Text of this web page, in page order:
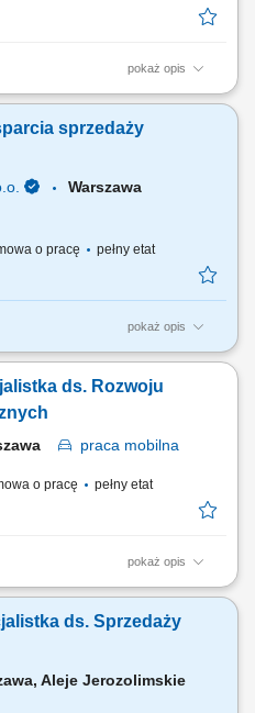
pokaż opis
z nowymi klientami oraz
i zapewnianie
ofert handlowych
sprzedaży
Warszawa
o pracę pełny etat
pokaż opis
ofert handlowych (regularnych i
sprzedażowych i analiz klientów.
szybkiego czasu reakcji.
ds. Rozwoju
praca mobilna
o pracę pełny etat
pokaż opis
biznesowych oraz partnerów
Rozwijanie współpracy z
relacji.
prowadzenie negocjacji z
założonych...
ds. Sprzedaży
Aleje Jerozolimskie